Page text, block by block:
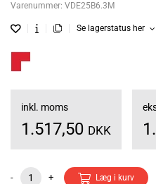
Varenummer: VDE25B6.3M
Se lagerstatus her
inkl. moms
1.517,50 DKK
- + Læg i kurv